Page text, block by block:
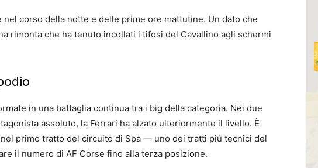
corso della notte e delle prime ore mattutine. Un dato che
rimonta che ha tenuto incollati i tifosi del Cavallino agli schermi
in una battaglia continua tra i big della categoria. Nei due
assoluto, la Ferrari ha alzato ulteriormente il livello. È
primo tratto del circuito di Spa — uno dei tratti più tecnici del
il numero di AF Corse fino alla terza posizione.